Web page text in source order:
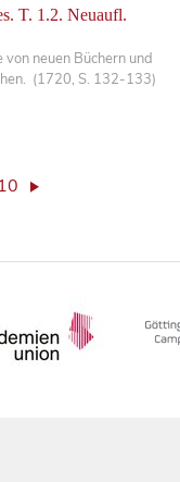
T. 1.2. Neuaufl.
neuen Büchern und
(1720, S. 132-133)
10